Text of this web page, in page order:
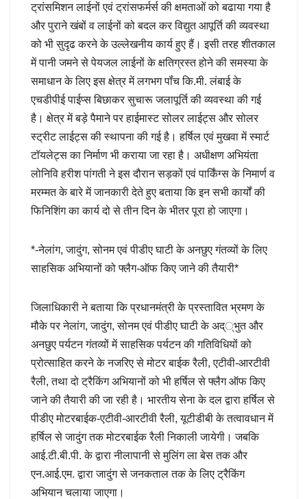
ट्रांसमिशन लाईनों एवं ट्रांसफर्मर्स की क्षमताओं को बढाया गया है
और पुराने खंबों व लाईनों को बदल कर विद्युत आपूर्ति की व्यवस्था
को भी सुदृढ करने के उल्लेखनीय कार्य हुए हैं। इसी तरह शीतकाल
में पानी जमने से पेयजल लाईनों के क्षतिग्रस्त होने की समस्या के
समाधान के लिए इस क्षेत्र में लगभग पॉंच कि.मी. लंबाई के
एचडीपीई पाईप्स बिछाकर सुचारू जलापूर्ति की व्यवस्था की गई
है। क्षेत्र में बड़े पैमाने पर हाईमास्ट सोलर लाईट्स और सोलर
स्ट्रीट लाईट्स की स्थापना की गई है। हर्षिल एवं मुखवा में स्मार्ट
टॉयलेट्स का निर्माण भी कराया जा रहा है। अधीक्षण अभियंता
लोनिवि हरीश पांगती ने इस दौरान सड़कों एवं पार्किंग्स के निमार्ण व
मरम्मत के बारे में जानकारी देते हुए बताया कि इन सभी कार्यों की
फिनिशिंग का कार्य दो से तीन दिन के भीतर पूरा हो जाएगा।
*-नेलांग, जादुंग, सोनम एवं पीडीए घाटी के अनछुए गंतव्यों के लिए
साहसिक अभियानों को फ्लैग-ऑफ किए जाने की तैयारी*
जिलाधिकारी ने बताया कि प्रधानमंत्री के प्रस्तावित भ्रमण के
मौके पर नेलांग, जादुंग, सोनम एवं पीडीए घाटी के अद््भुत और
अनछुए पर्यटन गंतव्यों में साहसिक पर्यटन की गतिविधियों को
प्रोत्साहित करने के नजरिए से मोटर बाईक रैली, एटीवी-आरटीवी
रैली, तथा दो ट्रैकिंग अभियानों को भी हर्षिल से फ्लैग ऑफ किए
जाने की तैयारी की जा रही है। भारतीय सेना के दल द्वारा हर्षिल से
पीडीए मोटरबाईक-एटीवी-आरटीवी रैली, यूटीडीबी के तत्वावधान में
हर्षिल से जादुंग तक मोटरबाईक रैली निकाली जायेगी। जबकि
आई.टी.बी.पी. के द्वारा नीलापानी से मुलिंग ला बेस तक और
एन.आई.एम. द्वारा जादुंग से जनकताल तक के लिए ट्रैकिंग
अभियान चलाया जाएगा।